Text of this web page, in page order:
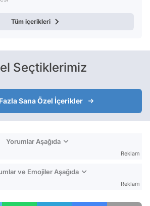
Tüm içerikleri
Seçtiklerimiz
Sana Özel İçerikler
Yorumlar Aşağıda
Reklam
ve Emojiler Aşağıda
Reklam